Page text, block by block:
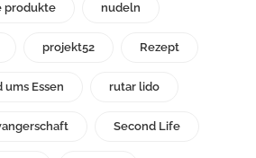
produkte nudeln
projekt52 Rezept
ums Essen rutar lido
Second Life